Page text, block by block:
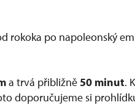
rokoka po napoleonský
a trvá přibližně 50 minut.
doporučujeme si